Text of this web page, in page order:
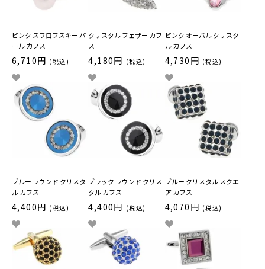
ピンク スワロフスキー パ
ール カフス
6,710円 (税込)
クリスタル フェザー カフ
ス
4,180円 (税込)
ピンク オーバル クリスタ
ル カフス
4,730円 (税込)
ブルー ラウンド クリスタ
ル カフス
4,400円 (税込)
ブラック ラウンド クリス
タル カフス
4,400円 (税込)
ブルー クリスタル スクエ
ア カフス
4,070円 (税込)